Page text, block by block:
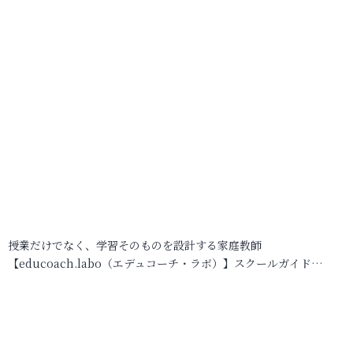
授業だけでなく、学習そのものを設計する家庭教師
【educoach.labo（エデュコーチ・ラボ）】スクールガイド…